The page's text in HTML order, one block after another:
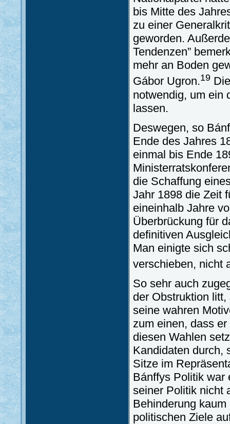
bis Mitte des
zu einer
geworden.
Tendenzen”
mehr an Boden
Gábor Ugron.19
notwendig, um ein
lassen.
Deswegen, so
Ende des Jahres
einmal bis Ende
die Schaffung
Jahr 1898 die Zeit
eineinhalb Jahre
Überbrückung für
definitiven
Man einigte sich
verschieben, nicht
So sehr auch
der Obstruktion
seine wahren
zum einen, dass
diesen Wahlen
Kandidaten durch,
Sitze im
Bánffys Politik war
seiner Politik nicht
Behinderung
politischen Ziele